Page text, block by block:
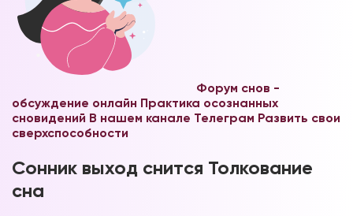
Форум снов -
обсуждение онлайн Практика осознанных
сновидений В нашем канале Телеграм Развить свои
сверхспособности
Сонник выход снится Толкование
сна